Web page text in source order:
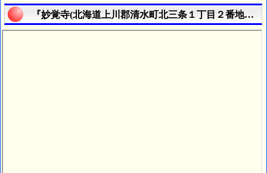
『妙覚寺(北海道上川郡清水町北三条１丁目２番地１)